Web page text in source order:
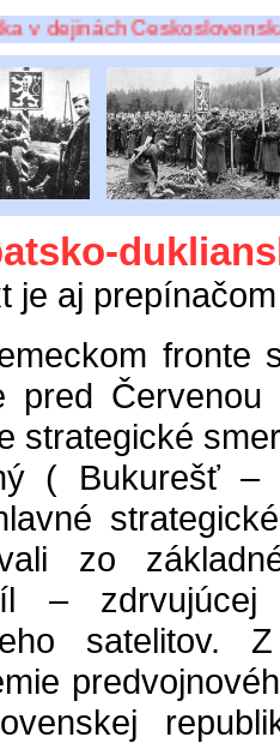
Československa sa
je aj
fronte
pred Červenou
strategické
( Bukurešť –
zo
– zdrvujúcej
satelitov. Z